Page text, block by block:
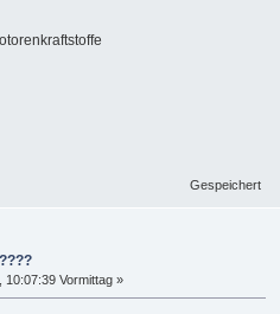
Gespeichert
10:07:39 Vormittag »